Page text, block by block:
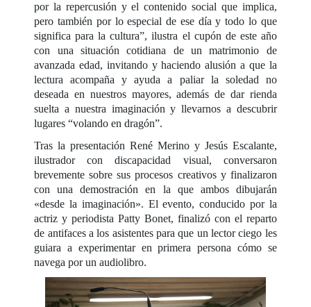
por la repercusión y el contenido social que implica,
pero también por lo especial de ese día y todo lo que
significa para la cultura”, ilustra el cupón de este año
con una situación cotidiana de un matrimonio de
avanzada edad, invitando y haciendo alusión a que la
lectura acompaña y ayuda a paliar la soledad no
deseada en nuestros mayores, además de dar rienda
suelta a nuestra imaginación y llevarnos a descubrir
lugares “volando en dragón”.
Tras la presentación René Merino y Jesús Escalante,
ilustrador con discapacidad visual, conversaron
brevemente sobre sus procesos creativos y finalizaron
con una demostración en la que ambos dibujarán
«desde la imaginación». El evento, conducido por la
actriz y periodista Patty Bonet, finalizó con el reparto
de antifaces a los asistentes para que un lector ciego les
guiara a experimentar en primera persona cómo se
navega por un audiolibro.